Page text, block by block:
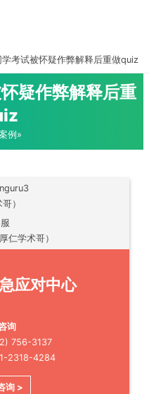
学考试被怀疑作弊解释后重做quiz
疑作弊解释后重
例»
仁学术哥）
应对中心
询
756-3137
2318-4284
询 >